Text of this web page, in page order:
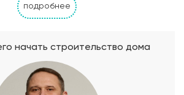
подробнее
начать строительство дома